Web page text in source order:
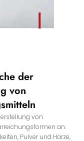
der
von
von
an:
Pulver und Harze,